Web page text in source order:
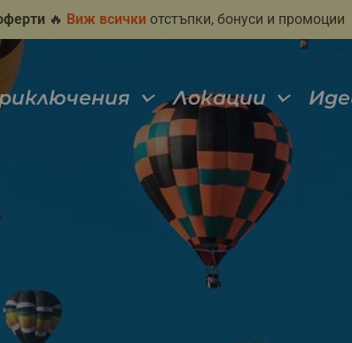
🔥 Виж всички отстъпки, бонуси и промоции
Локации